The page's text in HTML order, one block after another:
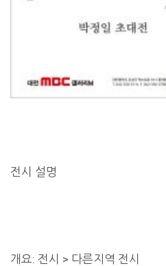
전시 설명
개요: 전시 > 다른지역 전시